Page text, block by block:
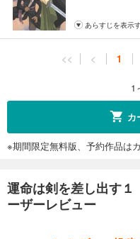
あらすじを表示
<< < 1
1
カ
※期間限定無料版、予約作品は
運命は剣を差し出す
ーザーレビュー